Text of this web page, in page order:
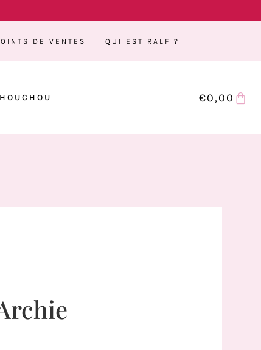
DE VENTES QUI EST RALF ?
€0,00